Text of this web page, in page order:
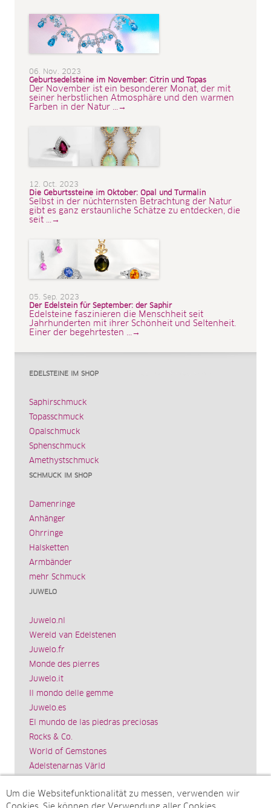
06. Nov. 2023
Geburtsedelsteine im November: Citrin und Topas
Der November ist ein besonderer Monat, der mit
seiner herbstlichen Atmosphäre und den warmen
Farben in der Natur ...→
12. Oct. 2023
Die Geburtssteine im Oktober: Opal und Turmalin
Selbst in der nüchternsten Betrachtung der Natur
gibt es ganz erstaunliche Schätze zu entdecken, die
seit ...→
05. Sep. 2023
Der Edelstein für September: der Saphir
Edelsteine faszinieren die Menschheit seit
Jahrhunderten mit ihrer Schönheit und Seltenheit.
Einer der begehrtesten ...→
EDELSTEINE IM SHOP
Saphirschmuck
Topasschmuck
Opalschmuck
Sphenschmuck
Amethystschmuck
SCHMUCK IM SHOP
Damenringe
Anhänger
Ohrringe
Halsketten
Armbänder
mehr Schmuck
JUWELO
Juwelo.nl
Wereld van Edelstenen
Juwelo.fr
Monde des pierres
Juwelo.it
Il mondo delle gemme
Juwelo.es
El mundo de las piedras preciosas
Rocks & Co.
World of Gemstones
Ädelstenarnas Värld
Impressum
Um die Websitefunktionalität zu messen, verwenden wir